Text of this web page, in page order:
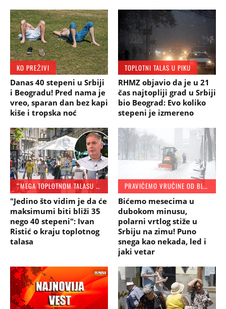
KO PREŽIVI
Danas 40 stepeni u Srbiji
i Beogradu! Pred nama je
vreo, sparan dan bez kapi
kiše i tropska noć
TOPLOTNI TALAS U PIKU
RHMZ objavio da je u 21
čas najtopliji grad u Srbiji
bio Beograd: Evo koliko
stepeni je izmereno
"'MEGA TOPLOTNOM TALASU SE JOŠ UVEK NE NAZIRE KRAJ"
"Jedino što vidim je da će
maksimumi biti bliži 35
nego 40 stepeni": Ivan
Ristić o kraju toplotnog
talasa
PRAVIĆEMO VRUĆINE OD BLATA
Bićemo mesecima u
dubokom minusu,
polarni vrtlog stiže u
Srbiju na zimu! Puno
snega kao nekada, led i
jaki vetar